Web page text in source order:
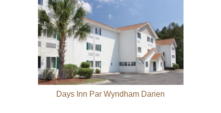
Days Inn Par Wyndham Darien